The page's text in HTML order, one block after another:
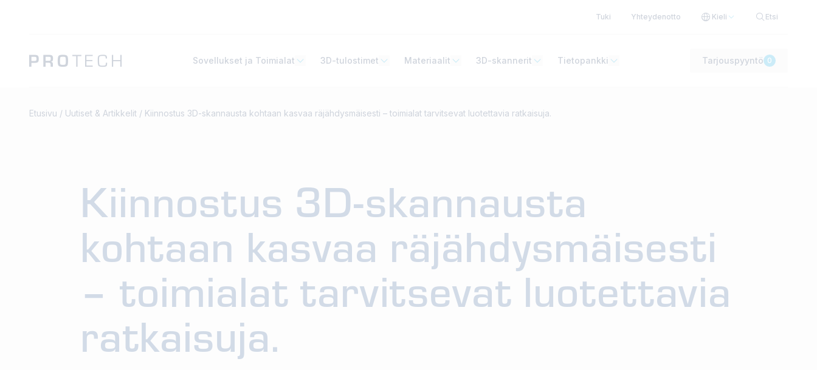
Tuki Yhteydenotto Kieli Etsi
Sovellukset ja Toimialat 3D-tulostimet Materiaalit 3D-skannerit Tietopankki Tarjouspyyntö 0
Etusivu / Uutiset & Artikkelit / Kiinnostus 3D-skannausta kohtaan kasvaa räjähdysmäisesti – toimialat tarvitsevat luotettavia ratkaisuja.
Kiinnostus 3D-skannausta
kohtaan kasvaa räjähdysmäisesti
– toimialat tarvitsevat luotettavia
ratkaisuja.